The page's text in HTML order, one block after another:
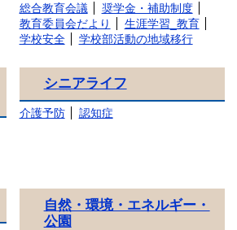
総合教育会議
奨学金・補助制度
教育委員会だより
生涯学習_教育
学校安全
学校部活動の地域移行
シニアライフ
介護予防 認知症
自然・環境・エネルギー・
公園